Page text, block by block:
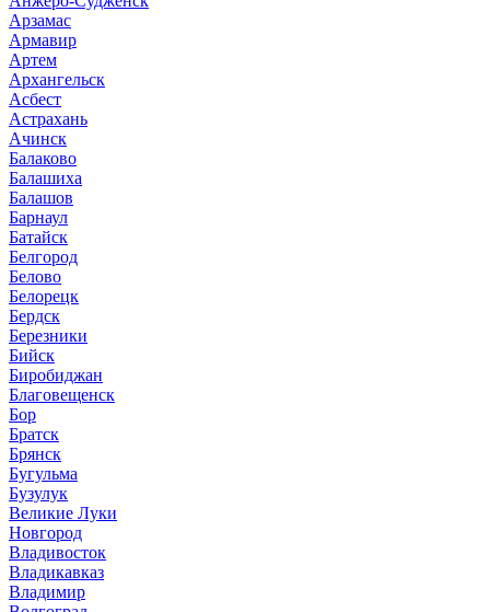
Арзамас
Армавир
Артем
Архангельск
Асбест
Астрахань
Ачинск
Балаково
Балашиха
Балашов
Барнаул
Батайск
Белгород
Белово
Белорецк
Бердск
Березники
Бийск
Биробиджан
Благовещенск
Бор
Братск
Брянск
Бугульма
Бузулук
Великие Луки
Новгород
Владивосток
Владикавказ
Владимир